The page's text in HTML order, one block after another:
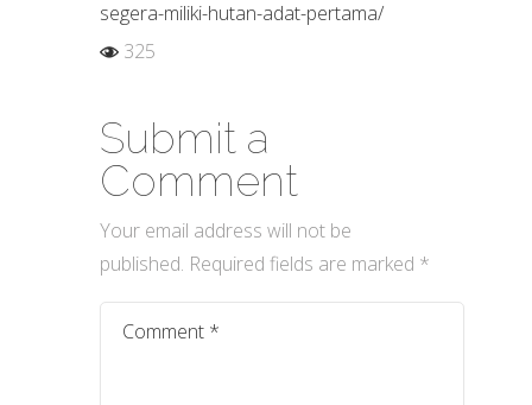
segera-miliki-hutan-adat-pertama/
325
Submit a
Comment
Your email address will not be
published. Required fields are marked *